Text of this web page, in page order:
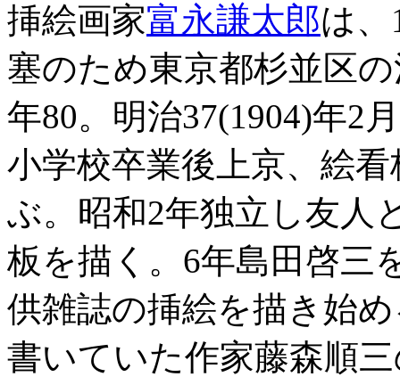
挿絵画家富永謙太郎は、
塞のため東京都杉並区
年80。明治37(1904)年2
小学校卒業後上京、絵
ぶ。昭和2年独立し友人
板を描く。6年島田啓三
供雑誌の挿絵を描き始
書いていた作家藤森順